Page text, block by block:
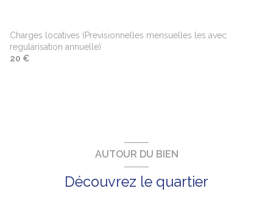
Charges locatives (Previsionnelles mensuelles les avec
regularisation annuelle)
20 €
AUTOUR DU BIEN
Découvrez le quartier